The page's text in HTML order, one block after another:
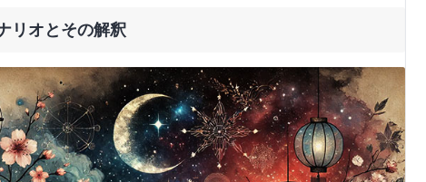
リオとその解釈